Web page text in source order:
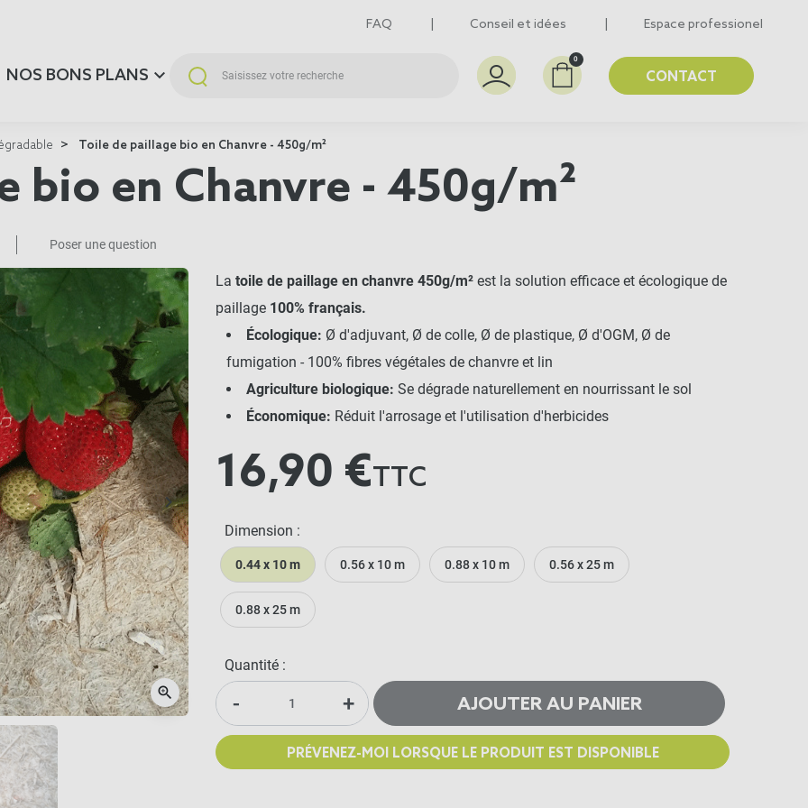
FAQ Conseil et idées Espace professionel
0
CONTACT
NOS BONS PLANS
Toile de paillage bio en Chanvre - 450g/m²
bio en Chanvre - 450g/m²
Poser une question
Suivant
keyboard_arrow_right
zoom_in
La toile de paillage en chanvre 450g/m² est la solution efficace et écologique de
paillage 100% français.
Écologique: Ø d'adjuvant, Ø de colle, Ø de plastique, Ø d'OGM, Ø de
fumigation - 100% fibres végétales de chanvre et lin
Agriculture biologique: Se dégrade naturellement en nourrissant le sol
Économique: Réduit l'arrosage et l'utilisation d'herbicides
16,90 €TTC
Dimension :
0.44 x 10 m 0.56 x 10 m 0.88 x 10 m 0.56 x 25 m
0.88 x 25 m
Quantité :
- + AJOUTER AU PANIER
PRÉVENEZ-MOI LORSQUE LE PRODUIT EST DISPONIBLE